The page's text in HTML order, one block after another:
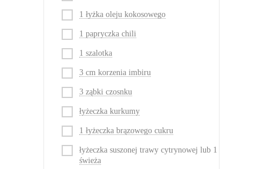
1 łyżka oleju kokosowego
1 papryczka chili
1 szalotka
3 cm korzenia imbiru
3 ząbki czosnku
łyżeczka kurkumy
1 łyżeczka brązowego cukru
łyżeczka suszonej trawy cytrynowej lub 1
świeża